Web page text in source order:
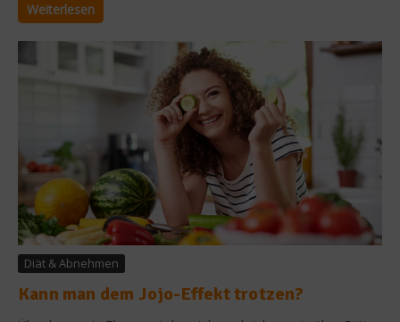
Weiterlesen
Diät & Abnehmen
Kann man dem Jojo-Effekt trotzen?